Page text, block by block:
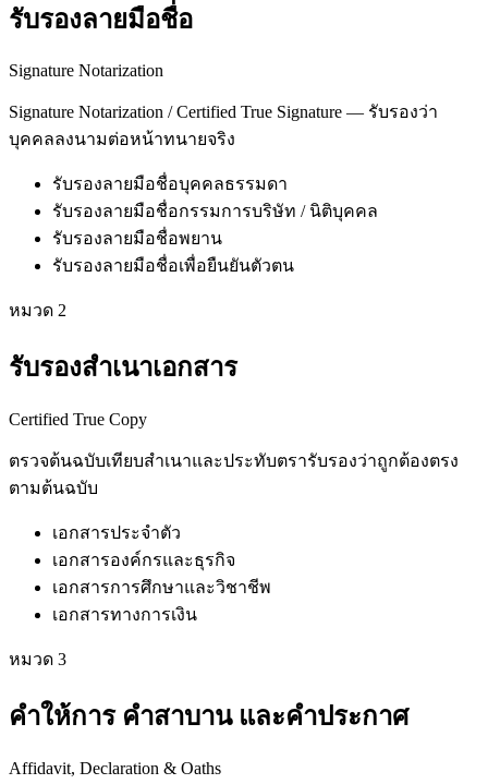
รับรองลายมือชื่อ
Signature Notarization
Signature Notarization / Certified True Signature — รับรองว่า
บุคคลลงนามต่อหน้าทนายจริง
รับรองลายมือชื่อบุคคลธรรมดา
รับรองลายมือชื่อกรรมการบริษัท / นิติบุคคล
รับรองลายมือชื่อพยาน
รับรองลายมือชื่อเพื่อยืนยันตัวตน
หมวด 2
รับรองสำเนาเอกสาร
Certified True Copy
ตรวจต้นฉบับเทียบสำเนาและประทับตรารับรองว่าถูกต้องตรง
ตามต้นฉบับ
เอกสารประจำตัว
เอกสารองค์กรและธุรกิจ
เอกสารการศึกษาและวิชาชีพ
เอกสารทางการเงิน
หมวด 3
คำให้การ คำสาบาน และคำประกาศ
Affidavit, Declaration & Oaths